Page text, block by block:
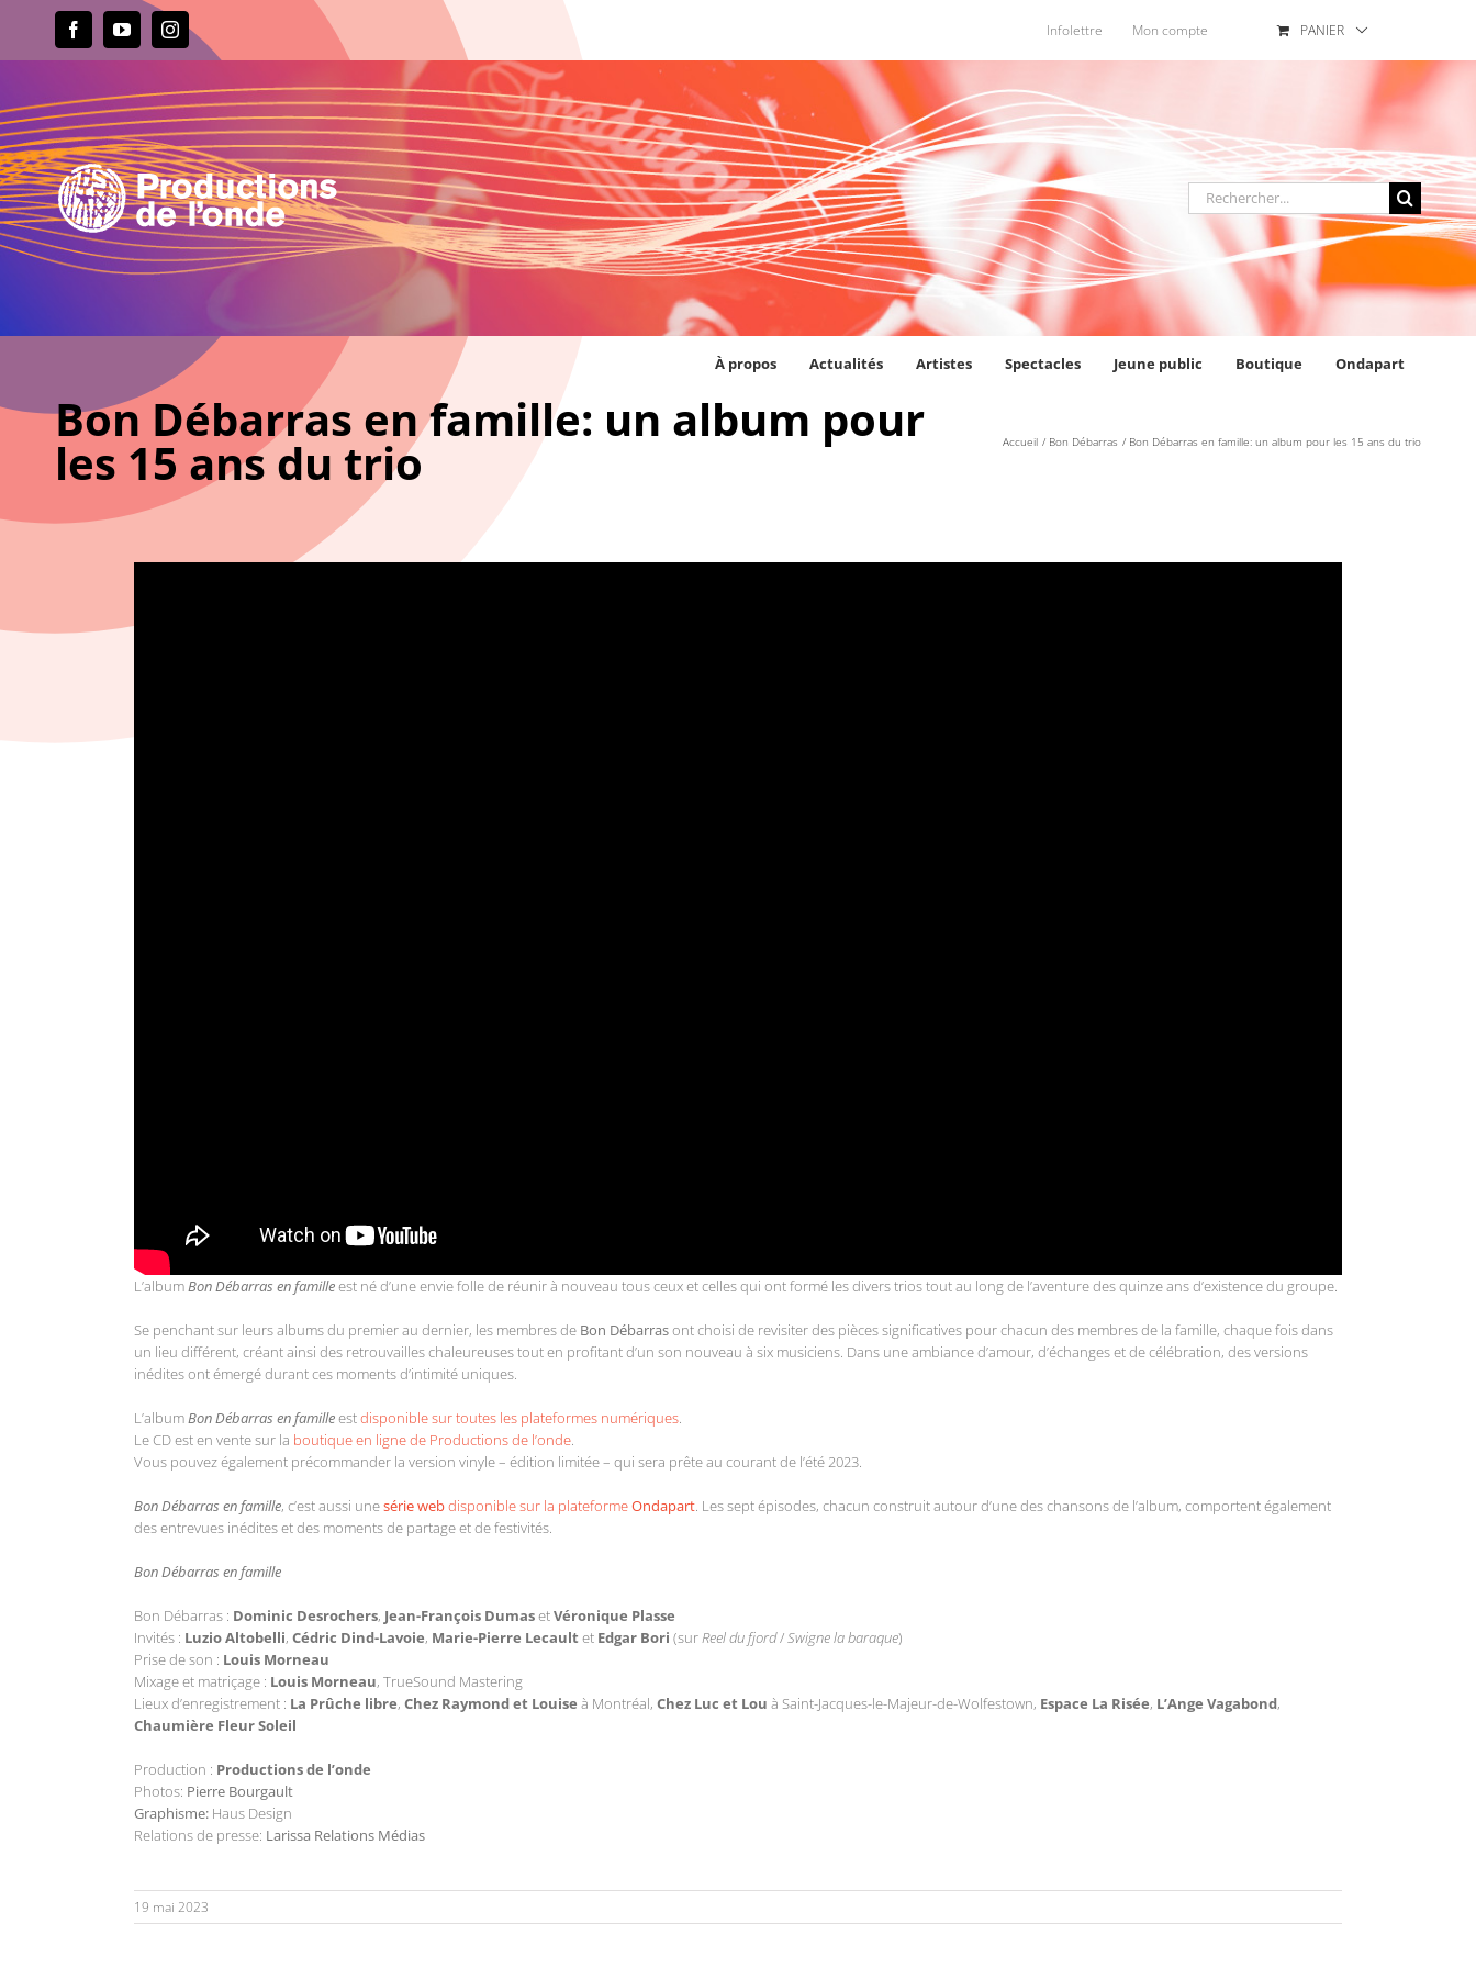
FacebookYouTubeInstagram Infolettre Mon compte PANIER
Rechercher
:
À propos Actualités Artistes Spectacles Jeune public Boutique Ondapart
Bon Débarras en famille: un album pour
les 15 ans du trio Accueil Bon Débarras Bon Débarras en famille: un album pour les 15 ans du trio
L’albumBon Débarras en familleest né d’une envie folle de réunir à nouveau tous ceux et celles qui ont formé les divers trios tout au long de l’aventure des quinze ans d’existence du groupe.
Se penchant sur leurs albums du premier au dernier, les membres de Bon Débarrasont choisi de revisiter des pièces significatives pour chacun des membres de la famille, chaque fois dans
un lieu différent, créant ainsi des retrouvailles chaleureuses tout en profitant d’un son nouveau à six musiciens. Dans une ambiance d’amour, d’échanges et de célébration, des versions
inédites ont émergé durant ces moments d’intimité uniques.
L’albumBon Débarras en familleestdisponible sur toutes les plateformes numériques.
Le CD est en vente sur la boutique en ligne de Productions de l’onde.
Vous pouvez également précommander la version vinyle – édition limitée – qui sera prête au courant de l’été 2023.
Bon Débarras en famille, c’est aussi unesérie webdisponible sur la plateformeOndapart. Les sept épisodes, chacun construit autour d’une des chansons de l’album, comportent également
des entrevues inédites et des moments de partage et de festivités.
Bon Débarras en famille
Bon Débarras : Dominic Desrochers, Jean-François DumasetVéronique Plasse
Invités : Luzio Altobelli, Cédric Dind-Lavoie, Marie-Pierre Lecault et Edgar Bori (surReel du fjord/Swigne la baraque)
Prise de son : Louis Morneau
Mixage et matriçage : Louis Morneau, TrueSound Mastering
Lieux d’enregistrement : La Prûche libre, Chez Raymond et Louise à Montréal, Chez Luc et Lou à Saint-Jacques-le-Majeur-de-Wolfestown, Espace La Risée, L’Ange Vagabond,
Chaumière Fleur Soleil
Production : Productions de l’onde
Photos: Pierre Bourgault
Graphisme: Haus Design
Relations de presse: Larissa Relations Médias
19 mai 2023